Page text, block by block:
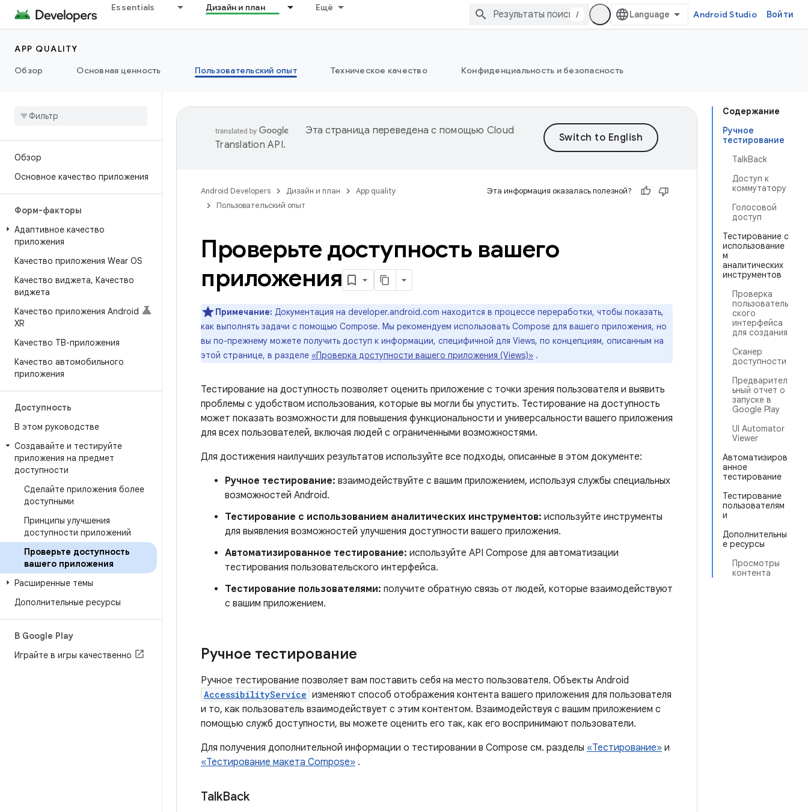
Essentials Дизайн и план Ещё
/ Android Studio Войти
APP QUALITY
Обзор
Основная ценность Пользовательский опыт Техническое качество Конфиденциальность и безопасность
Обзор
Основное качество приложения
Форм-факторы
Адаптивное качество
приложения
Качество приложения Wear OS
Качество виджета, Качество
виджета
Качество приложения Android
XR
Качество ТВ-приложения
Качество автомобильного
приложения
Доступность
В этом руководстве
Создавайте и тестируйте
приложения на предмет
доступности
Сделайте приложения более
доступными
Принципы улучшения
доступности приложений
Проверьте доступность
вашего приложения
Расширенные темы
Дополнительные ресурсы
В Google Play
Играйте в игры качественно
Содержание
Ручное
тестирование
TalkBack
Доступ к
коммутатору
Голосовой
доступ
Тестирование с
использование
м
аналитических
инструментов
Проверка
пользователь
ского
интерфейса
для создания
Сканер
доступности
Предварител
ьный отчет о
запуске в
Google Play
UI Automator
Viewer
Автоматизиров
анное
тестирование
Тестирование
пользователям
и
Дополнительны
е ресурсы
Просмотры
контента
Эта страница переведена с помощью Cloud
Translation API.
Android Developers Дизайн и план
App quality
Пользовательский опыт
Эта информация оказалась полезной?
Проверьте доступность вашего
приложения
Примечание: Документация на developer.android.com находится в процессе переработки, чтобы показать,
как выполнять задачи с помощью Compose. Мы рекомендуем использовать Compose для вашего приложения, но
вы по-прежнему можете получить доступ к информации, специфичной для Views, по концепциям, описанным на
этой странице, в разделе «Проверка доступности вашего приложения (Views)» .
Тестирование на доступность позволяет оценить приложение с точки зрения пользователя и выявить
проблемы с удобством использования, которые вы могли бы упустить. Тестирование на доступность
может показать возможности для повышения функциональности и универсальности вашего приложения
для всех пользователей, включая людей с ограниченными возможностями.
Для достижения наилучших результатов используйте все подходы, описанные в этом документе:
Ручное тестирование: взаимодействуйте с вашим приложением, используя службы специальных
возможностей Android.
Тестирование с использованием аналитических инструментов: используйте инструменты
для выявления возможностей улучшения доступности вашего приложения.
Автоматизированное тестирование: используйте API Compose для автоматизации
тестирования пользовательского интерфейса.
Тестирование пользователями: получите обратную связь от людей, которые взаимодействуют
с вашим приложением.
Ручное тестирование
Ручное тестирование позволяет вам поставить себя на место пользователя. Объекты Android
AccessibilityService изменяют способ отображения контента вашего приложения для пользователя
и то, как пользователь взаимодействует с этим контентом. Взаимодействуя с вашим приложением с
помощью служб доступности, вы можете оценить его так, как его воспринимают пользователи.
Для получения дополнительной информации о тестировании в Compose см. разделы «Тестирование» и
«Тестирование макета Compose» .
TalkBack